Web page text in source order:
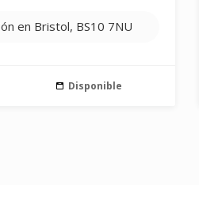
en Bristol, BS10 7NU
Disponible